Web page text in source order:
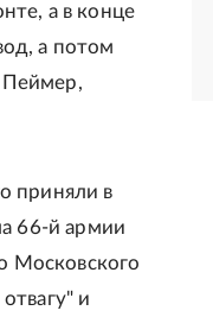
а в конце
а потом
Пеймер,
приняли в
66-й армии
Московского
и